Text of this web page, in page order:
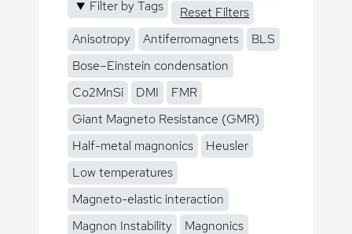
Filter by Tags
Reset Filters
Anisotropy
Antiferromagnets
BLS
Bose–Einstein condensation
Co2MnSi
DMI
FMR
Giant Magneto Resistance (GMR)
Half-metal magnonics
Heusler
Low temperatures
Magneto-elastic interaction
Magnon Instability
Magnonics